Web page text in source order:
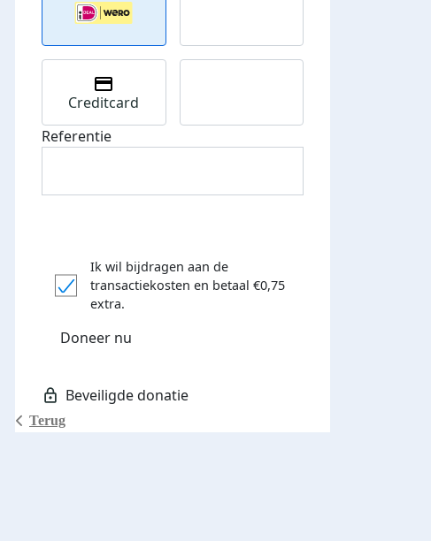
Donateurs bedankt
Terug
Creditcard
Referentie
Ik wil bijdragen aan de
transactiekosten en betaal €0,75
extra.
Doneer nu